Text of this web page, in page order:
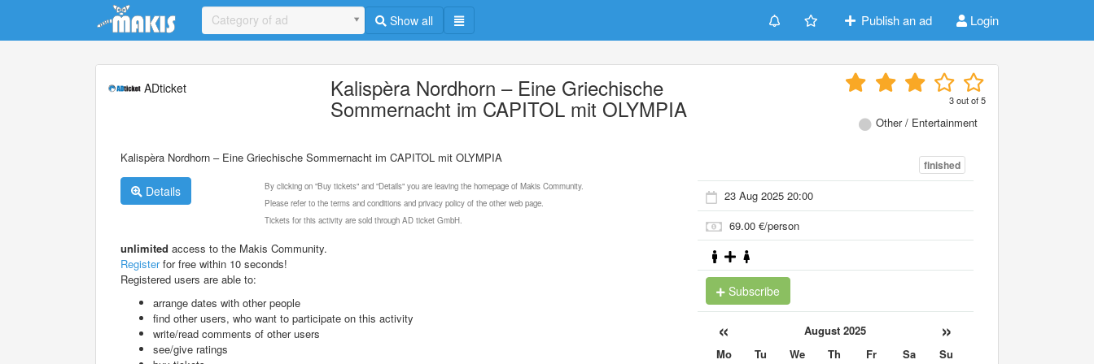
Update cookies preferences
Category of ad Show all Publish an ad Login
ADticket Kalispèra Nordhorn – Eine Griechische
Sommernacht im CAPITOL mit OLYMPIA 3out of5
Other / Entertainment
Kalispèra Nordhorn – Eine Griechische Sommernacht im CAPITOL mit OLYMPIA
Details
By clicking on "Buy tickets" and "Details" you are leaving the homepage of Makis Community.
Please refer to the terms and conditions and privacy policy of the other web page.
Tickets for this activity are sold through AD ticket GmbH.
unlimited access to the Makis Community.
Registerfor free within 10 seconds!
Registered users are able to:
arrange dates with other people
find other users, who want to participate on this activity
write/read comments of other users
see/give ratings
finished
23 Aug 2025 20:00
69.00 €/person
Subscribe
« August 2025 »
Mo Tu We Th Fr Sa
Su